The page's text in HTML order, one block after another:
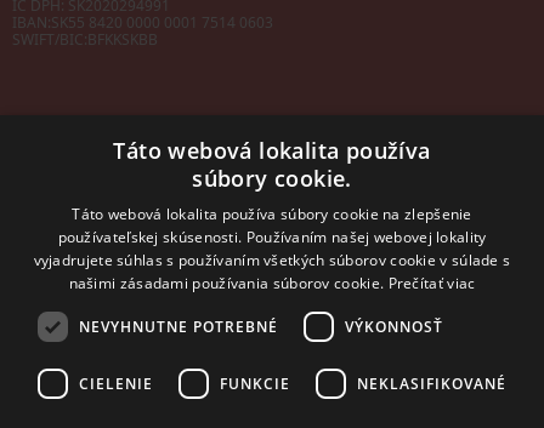
IČ DPH: SK2020294991
IBAN:SK55 8420 0000 0001 7514 0603
SWIFT/BIC:BFKKSKBB
sales@rosler.sk
Regionálni zástupcovia
Západ a stred:
+421 903 728 402
Východ
mobil: +421 901 728 409
Táto webová lokalita používa
súbory cookie.
Táto webová lokalita používa súbory cookie na zlepšenie
používateľskej skúsenosti. Používaním našej webovej lokality
vyjadrujete súhlas s používaním všetkých súborov cookie v súlade s
našimi zásadami používania súborov cookie. Prečítať viac
NEVYHNUTNE POTREBNÉ VÝKONNOSŤ
CIELENIE FUNKCIE NEKLASIFIKOVANÉ